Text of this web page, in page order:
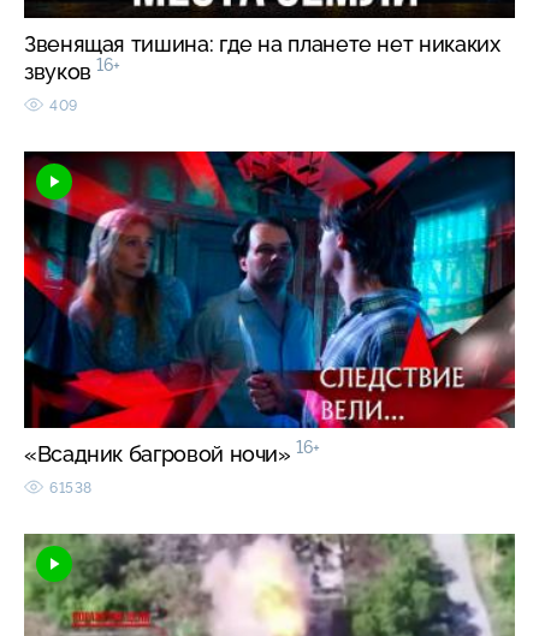
Звенящая тишина: где на планете нет никаких
звуков 16+
409
«Всадник багровой ночи» 16+
61538